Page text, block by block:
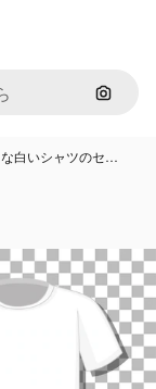
画像で
白いシャツのセ…